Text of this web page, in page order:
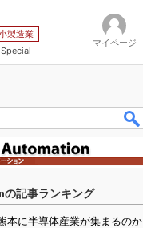
製造業
Special
マイページ
の記事ランキング
本に半導体産業が集まるのか